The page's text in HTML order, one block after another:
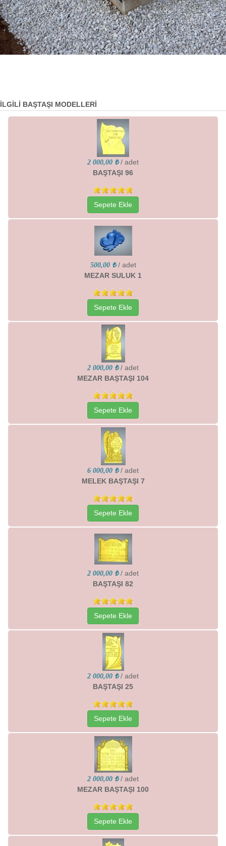
İLGİLİ BAŞTAŞI MODELLERİ
2 000,00 ₺ / adet
BAŞTAŞI 96
Sepete Ekle
500,00 ₺ / adet
MEZAR SULUK 1
Sepete Ekle
2 000,00 ₺ / adet
MEZAR BAŞTAŞI 104
Sepete Ekle
6 000,00 ₺ / adet
MELEK BAŞTAŞI 7
Sepete Ekle
2 000,00 ₺ / adet
BAŞTAŞI 82
Sepete Ekle
2 000,00 ₺ / adet
BAŞTAŞI 25
Sepete Ekle
2 000,00 ₺ / adet
MEZAR BAŞTAŞI 100
Sepete Ekle